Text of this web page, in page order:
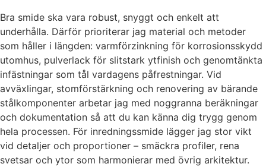
Bra smide ska vara robust, snyggt och enkelt att
underhålla. Därför prioriterar jag material och metoder
som håller i längden: varmförzinkning för korrosionsskydd
utomhus, pulverlack för slitstark ytfinish och genomtänkta
infästningar som tål vardagens påfrestningar. Vid
avväxlingar, stomförstärkning och renovering av bärande
stålkomponenter arbetar jag med noggranna beräkningar
och dokumentation så att du kan känna dig trygg genom
hela processen. För inredningssmide lägger jag stor vikt
vid detaljer och proportioner – smäckra profiler, rena
svetsar och ytor som harmonierar med övrig arkitektur.